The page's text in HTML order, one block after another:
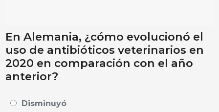
En Alemania, ¿cómo evolucionó el
uso de antibióticos veterinarios en
2020 en comparación con el año
anterior?
Disminuyó